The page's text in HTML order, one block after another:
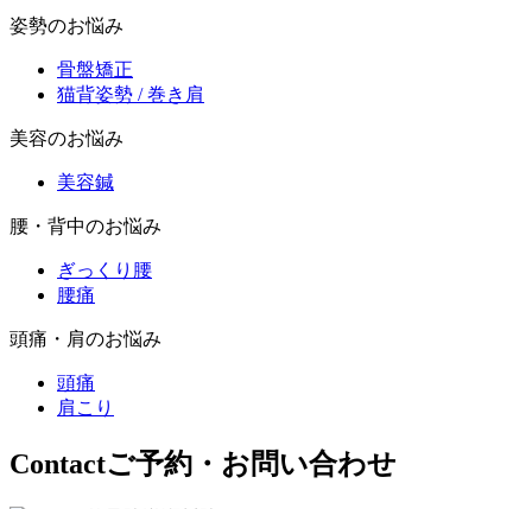
姿勢のお悩み
骨盤矯正
猫背姿勢 / 巻き肩
美容のお悩み
美容鍼
腰・背中のお悩み
ぎっくり腰
腰痛
頭痛・肩のお悩み
頭痛
肩こり
Contactご予約・お問い合わせ